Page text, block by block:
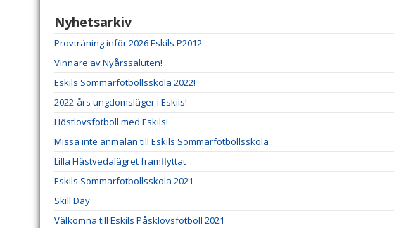
Nyhetsarkiv
Provträning inför 2026 Eskils P2012
Vinnare av Nyårssaluten!
Eskils Sommarfotbollsskola 2022!
2022-års ungdomsläger i Eskils!
Höstlovsfotboll med Eskils!
Missa inte anmälan till Eskils Sommarfotbollsskola
Lilla Hästvedalägret framflyttat
Eskils Sommarfotbollsskola 2021
Skill Day
Välkomna till Eskils Påsklovsfotboll 2021